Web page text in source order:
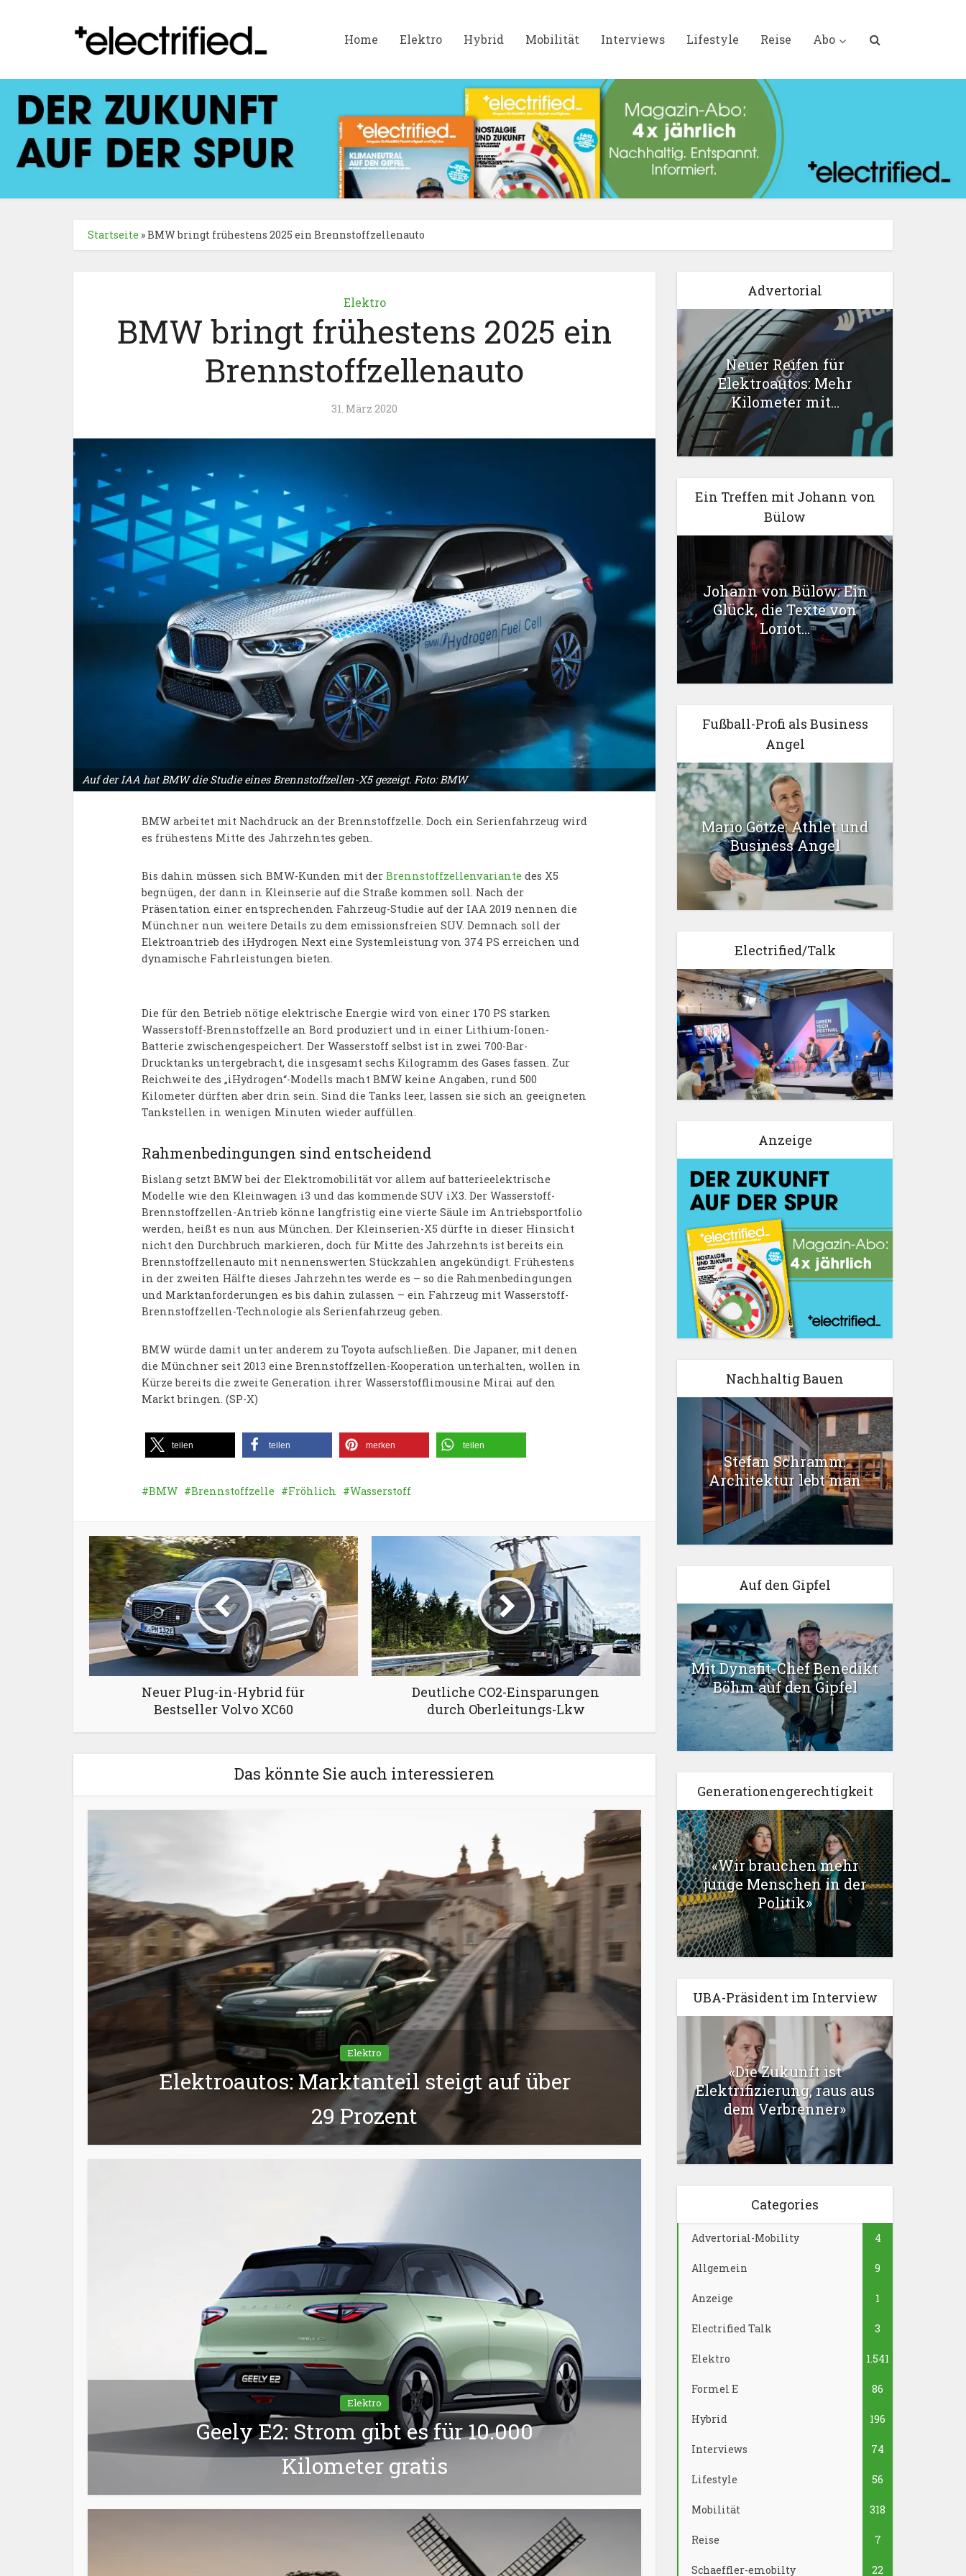
Home Elektro Hybrid Mobilität Interviews Lifestyle Reise Abo
Startseite »BMW bringt frühestens 2025 ein Brennstoffzellenauto
Elektro
BMW bringt frühestens 2025 ein
Brennstoffzellenauto
31. März 2020
Auf der IAA hat BMW die Studie eines Brennstoffzellen-X5 gezeigt. Foto: BMW
BMW arbeitet mit Nachdruck an der Brennstoffzelle. Doch ein Serienfahrzeug wird
es frühestens Mitte des Jahrzehntes geben.
Bis dahin müssen sich BMW-Kunden mit der Brennstoffzellenvariante des X5
begnügen, der dann in Kleinserie auf die Straße kommen soll. Nach der
Präsentation einer entsprechenden Fahrzeug-Studie auf der IAA 2019 nennen die
Münchner nun weitere Details zu dem emissionsfreien SUV. Demnach soll der
Elektroantrieb des iHydrogen Next eine Systemleistung von 374 PS erreichen und
dynamische Fahrleistungen bieten.
Die für den Betrieb nötige elektrische Energie wird von einer 170 PS starken
Wasserstoff-Brennstoffzelle an Bord produziert und in einer Lithium-Ionen-
Batterie zwischengespeichert. Der Wasserstoff selbst ist in zwei 700-Bar-
Drucktanks untergebracht, die insgesamt sechs Kilogramm des Gases fassen. Zur
Reichweite des „iHydrogen“-Modells macht BMW keine Angaben, rund 500
Kilometer dürften aber drin sein. Sind die Tanks leer, lassen sie sich an geeigneten
Tankstellen in wenigen Minuten wieder auffüllen.
Rahmenbedingungen sind entscheidend
Bislang setzt BMW bei der Elektromobilität vor allem auf batterieelektrische
Modelle wie den Kleinwagen i3 und das kommende SUV iX3. Der Wasserstoff-
Brennstoffzellen-Antrieb könne langfristig eine vierte Säule im Antriebsportfolio
werden, heißt es nun aus München. Der Kleinserien-X5 dürfte in dieser Hinsicht
nicht den Durchbruch markieren, doch für Mitte des Jahrzehnts ist bereits ein
Brennstoffzellenauto mit nennenswerten Stückzahlen angekündigt. Frühestens
in der zweiten Hälfte dieses Jahrzehntes werde es – so die Rahmenbedingungen
und Marktanforderungen es bis dahin zulassen – ein Fahrzeug mit Wasserstoff-
Brennstoffzellen-Technologie als Serienfahrzeug geben.
BMW würde damit unter anderem zu Toyota aufschließen. Die Japaner, mit denen
die Münchner seit 2013 eine Brennstoffzellen-Kooperation unterhalten, wollen in
Kürze bereits die zweite Generation ihrer Wasserstofflimousine Mirai auf den
Markt bringen. (SP-X)
teilen teilen merken teilen
BMW Brennstoffzelle Fröhlich Wasserstoff
Neuer Plug-in-Hybrid für
Bestseller Volvo XC60
Deutliche CO2-Einsparungen
durch Oberleitungs-Lkw
Das könnte Sie auch interessieren
Elektro
Elektroautos: Marktanteil steigt auf über
29 Prozent
Elektro
Geely E2: Strom gibt es für 10.000
Kilometer gratis
Advertorial
Neuer Reifen für
Elektroautos: Mehr
Kilometer mit...
Ein Treffen mit Johann von
Bülow
Johann von Bülow: Ein
Glück, die Texte von
Loriot...
Fußball-Profi als Business
Angel
Mario Götze: Athlet und
Business Angel
Electrified/Talk
Anzeige
Nachhaltig Bauen
Stefan Schramm:
Architektur lebt man
Auf den Gipfel
Mit Dynafit-Chef Benedikt
Böhm auf den Gipfel
Generationengerechtigkeit
«Wir brauchen mehr
junge Menschen in der
Politik»
UBA-Präsident im Interview
«Die Zukunft ist
Elektrifizierung, raus aus
dem Verbrenner»
Categories
Advertorial-Mobility 4
Allgemein 9
Anzeige 1
Electrified Talk 3
Elektro 1.541
Formel E 86
Hybrid 196
Interviews 74
Lifestyle 56
Mobilität 318
Reise 7
Schaeffler-emobilty 22